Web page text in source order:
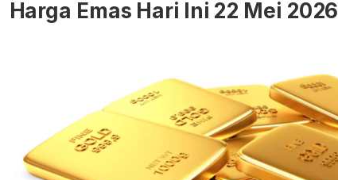
Harga Emas Hari Ini 22 Mei 2026